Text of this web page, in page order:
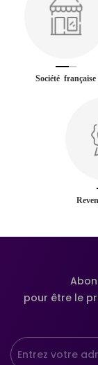
Société française
pour être le